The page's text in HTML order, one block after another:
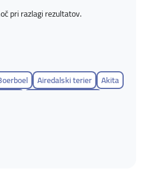
pri razlagi rezultatov.
Airedalski terier
Akita